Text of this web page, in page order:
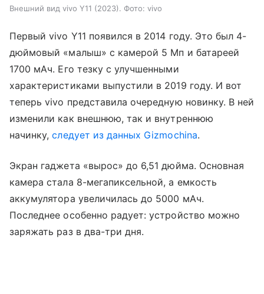
Внешний вид vivo Y11 (2023). Фото: vivo
Первый vivo Y11 появился в 2014 году. Это был 4-
дюймовый «малыш» с камерой 5 Мп и батареей
1700 мАч. Его тезку с улучшенными
характеристиками выпустили в 2019 году. И вот
теперь vivo представила очередную новинку. В ней
изменили как внешнюю, так и внутреннюю
начинку,следует из данных Gizmochina.
Экран гаджета «вырос» до 6,51 дюйма. Основная
камера стала 8-мегапиксельной, а емкость
аккумулятора увеличилась до 5000 мАч.
Последнее особенно радует: устройство можно
заряжать раз в два-три дня.